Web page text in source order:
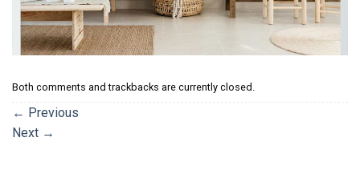
Both comments and trackbacks are currently closed.
← Previous
Next →